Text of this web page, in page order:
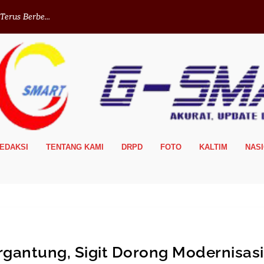
Berbe...
TENTANG KAMI DRPD FOTO KALTIM
Sigit Dorong Modernisasi